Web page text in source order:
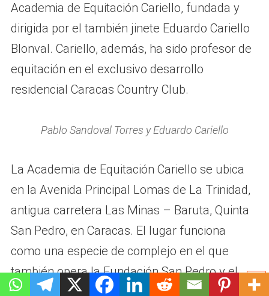
Academia de Equitación Cariello, fundada y
dirigida por el también jinete Eduardo Cariello
Blonval. Cariello, además, ha sido profesor de
equitación en el exclusivo desarrollo
residencial Caracas Country Club.
Pablo Sandoval Torres y Eduardo Cariello
La Academia de Equitación Cariello se ubica
en la Avenida Principal Lomas de La Trinidad,
antigua carretera Las Minas – Baruta, Quinta
San Pedro, en Caracas. El lugar funciona
como una especie de complejo en el que
también opera la Fundación San Pedro y el
Centro de Terapia Integral de Venezuela